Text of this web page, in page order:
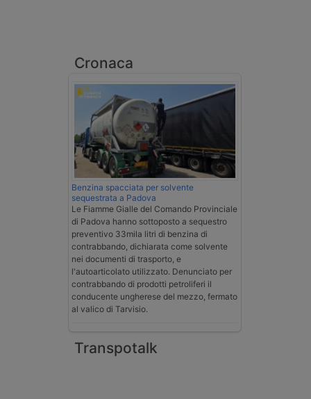
Cronaca
Benzina spacciata per solvente
sequestrata a Padova
Le Fiamme Gialle del Comando Provinciale
di Padova hanno sottoposto a sequestro
preventivo 33mila litri di benzina di
contrabbando, dichiarata come solvente
nei documenti di trasporto, e
l'autoarticolato utilizzato. Denunciato per
contrabbando di prodotti petroliferi il
conducente ungherese del mezzo, fermato
al valico di Tarvisio.
Transpotalk